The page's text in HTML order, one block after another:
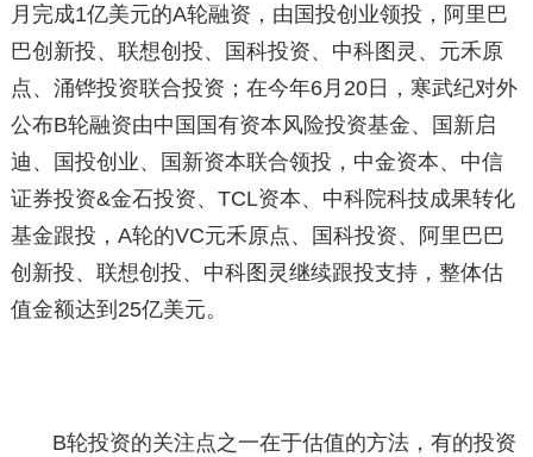
月完成1亿美元的A轮融资，由国投创业领投，阿里巴
巴创新投、联想创投、国科投资、中科图灵、元禾原
点、涌铧投资联合投资；在今年6月20日，寒武纪对外
公布B轮融资由中国国有资本风险投资基金、国新启
迪、国投创业、国新资本联合领投，中金资本、中信
证券投资&金石投资、TCL资本、中科院科技成果转化
基金跟投，A轮的VC元禾原点、国科投资、阿里巴巴
创新投、联想创投、中科图灵继续跟投支持，整体估
值金额达到25亿美元。
B轮投资的关注点之一在于估值的方法，有的投资